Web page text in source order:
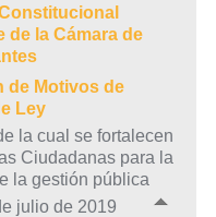
de la Cámara de
de Motivos de
Ley
la cual se fortalecen
Ciudadanas para la
la gestión pública
julio de 2019